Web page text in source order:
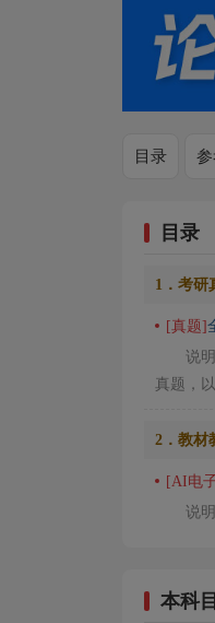
目录
目录
1．考研
[真题]
说
真题，
2．教材
[AI电
说
本科